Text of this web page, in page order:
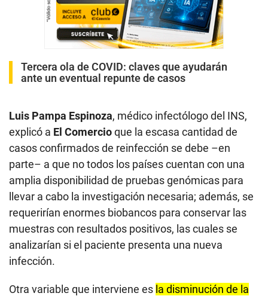
Tercera ola de COVID: claves que ayudarán
ante un eventual repunte de casos
Luis Pampa Espinoza, médico infectólogo del INS,
explicó a El Comercioque la escasa cantidad de
casos confirmados de reinfección se debe –en
parte– a que no todos los países cuentan con una
amplia disponibilidad de pruebas genómicas para
llevar a cabo la investigación necesaria; además, se
requerirían enormes biobancos para conservar las
muestras con resultados positivos, las cuales se
analizarían si el paciente presenta una nueva
infección.
Otra variable que interviene es la disminución de la